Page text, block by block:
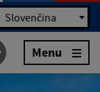
Slovenčina
Menu